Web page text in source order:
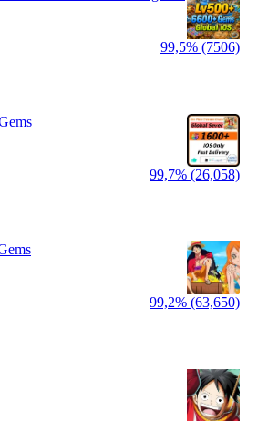
99,5% (7506)
99,7% (26,058)
99,2% (63,650)